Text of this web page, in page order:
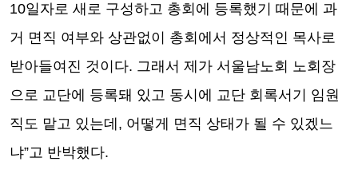
10일자로 새로 구성하고 총회에 등록했기 때문에 과
거 면직 여부와 상관없이 총회에서 정상적인 목사로
받아들여진 것이다. 그래서 제가 서울남노회 노회장
으로 교단에 등록돼 있고 동시에 교단 회록서기 임원
직도 맡고 있는데, 어떻게 면직 상태가 될 수 있겠느
냐”고 반박했다.